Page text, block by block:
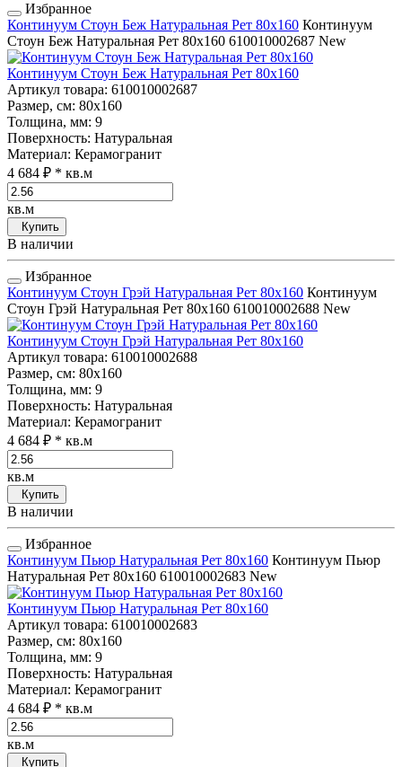
Избранное
Континуум Стоун Беж Натуральная Рет 80x160 Континуум
Стоун Беж Натуральная Рет 80x160 610010002687 New
Континуум Стоун Беж Натуральная Рет 80x160
Артикул товара: 610010002687
Размер, см: 80x160
Толщина, мм: 9
Поверхность: Натуральная
Материал: Керамогранит
4 684 ₽ * кв.м
кв.м
Купить
В наличии
Избранное
Континуум Стоун Грэй Натуральная Рет 80x160 Континуум
Стоун Грэй Натуральная Рет 80x160 610010002688 New
Континуум Стоун Грэй Натуральная Рет 80x160
Артикул товара: 610010002688
Размер, см: 80x160
Толщина, мм: 9
Поверхность: Натуральная
Материал: Керамогранит
4 684 ₽ * кв.м
кв.м
Купить
В наличии
Избранное
Континуум Пьюр Натуральная Рет 80x160 Континуум Пьюр
Натуральная Рет 80x160 610010002683 New
Континуум Пьюр Натуральная Рет 80x160
Артикул товара: 610010002683
Размер, см: 80x160
Толщина, мм: 9
Поверхность: Натуральная
Материал: Керамогранит
4 684 ₽ * кв.м
кв.м
Купить